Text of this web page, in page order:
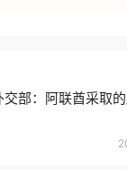
交部：阿联酋采取